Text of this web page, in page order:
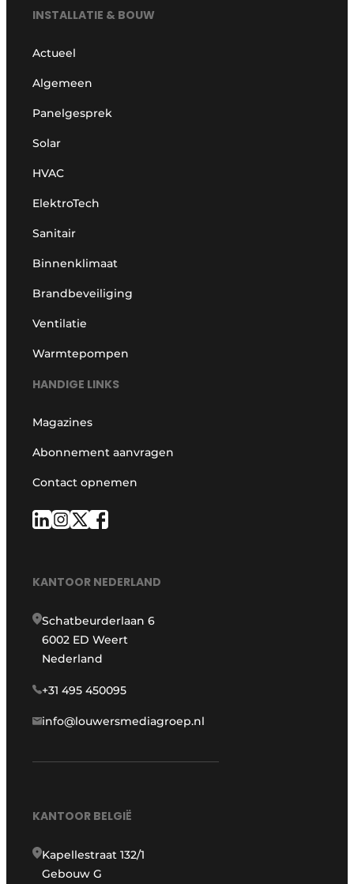
INSTALLATIE & BOUW
Actueel
Algemeen
Panelgesprek
Solar
HVAC
ElektroTech
Sanitair
Binnenklimaat
Brandbeveiliging
Ventilatie
Warmtepompen
HANDIGE LINKS
Magazines
Abonnement aanvragen
Contact opnemen
KANTOOR NEDERLAND
Schatbeurderlaan 6
6002 ED Weert
Nederland
+31 495 450095
info@louwersmediagroep.nl
KANTOOR BELGIË
Kapellestraat 132/1
Gebouw G